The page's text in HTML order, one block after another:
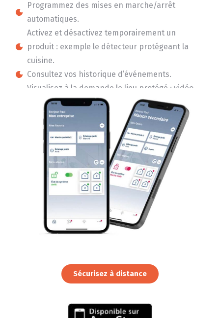
Programmez des mises en marche/arrêt
automatiques.
Activez et désactivez temporairement un
produit : exemple le détecteur protégeant la
cuisine.
Consultez vos historique d’événements.
Visualisez à la demande le lieu protégé : vidéo
ou capture d’image (selon équipement).
Visionnez les vidéos archivées.
Sécurisez à distance